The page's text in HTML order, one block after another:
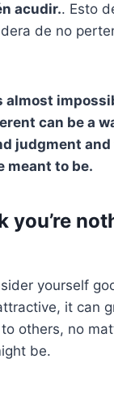
acudir.. Esto
de no
almost
can be a
judgment
meant to be.
you’re
yourself
it can
others, no
be.